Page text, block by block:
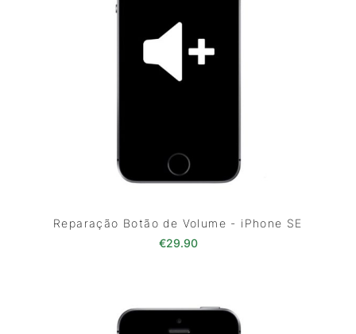
Reparação Botão de Volume - iPhone SE
€29.90